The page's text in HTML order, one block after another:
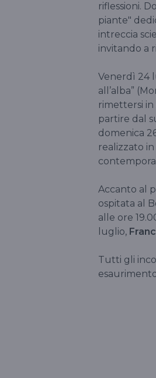
riflessioni.
piante"
intreccia
invitando a
Venerdì 24
all’alba”
rimettersi in
partire dal
domenica
realizzato
Accanto al
ospitata al
alle ore
luglio,
Tutti gli